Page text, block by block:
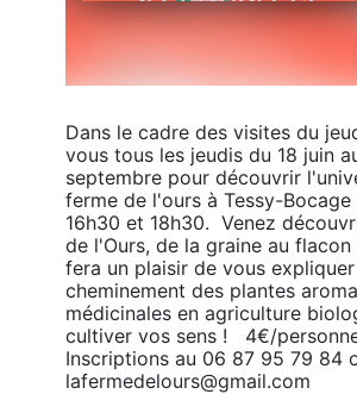
Dans le cadre des visites du
vous tous les jeudis du 18 juin
septembre pour découvrir
ferme de l'ours à Tessy-
16h30 et 18h30.  Venez
de l'Ours, de la graine au flacon
fera un plaisir de vous
cheminement des plantes
médicinales en agriculture
cultiver vos sens !   4€/
Inscriptions au 06 87 95 79 84
lafermedelours@gmail.com